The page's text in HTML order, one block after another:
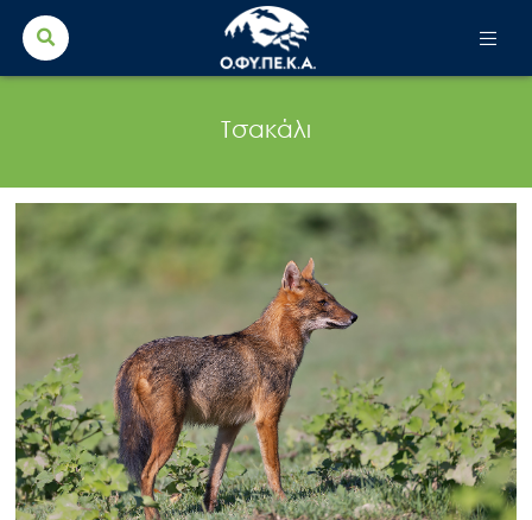
Search
for:
Τσακάλι